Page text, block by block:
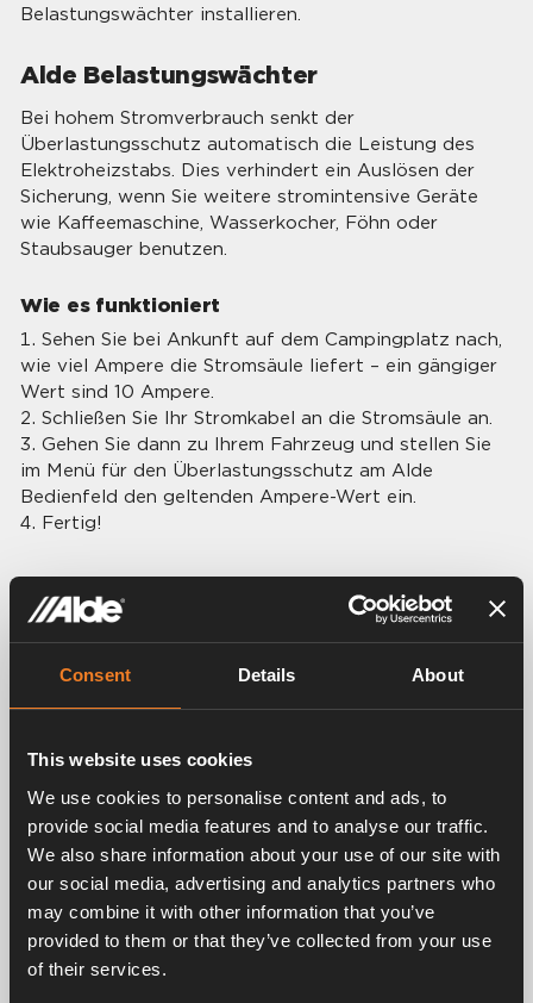
Consent Details About
This website uses cookies
We use cookies to personalise content and ads, to
provide social media features and to analyse our traffic.
We also share information about your use of our site with
our social media, advertising and analytics partners who
may combine it with other information that you’ve
provided to them or that they’ve collected from your use
of their services.
Belastungswächter installieren.
Alde Belastungswächter
Bei hohem Stromverbrauch senkt der
Überlastungsschutz automatisch die Leistung des
Elektroheizstabs. Dies verhindert ein Auslösen der
Sicherung, wenn Sie weitere stromintensive Geräte
wie Kaffeemaschine, Wasserkocher, Föhn oder
Staubsauger benutzen.
Wie es funktioniert
Sehen Sie bei Ankunft auf dem Campingplatz nach,
wie viel Ampere die Stromsäule liefert – ein gängiger
Wert sind 10 Ampere.
Schließen Sie Ihr Stromkabel an die Stromsäule an.
Gehen Sie dann zu Ihrem Fahrzeug und stellen Sie
im Menü für den Überlastungsschutz am Alde
Bedienfeld den geltenden Ampere-Wert ein.
Fertig!